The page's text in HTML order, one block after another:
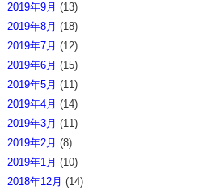
2019年9月 (13)
2019年8月 (18)
2019年7月 (12)
2019年6月 (15)
2019年5月 (11)
2019年4月 (14)
2019年3月 (11)
2019年2月 (8)
2019年1月 (10)
2018年12月 (14)